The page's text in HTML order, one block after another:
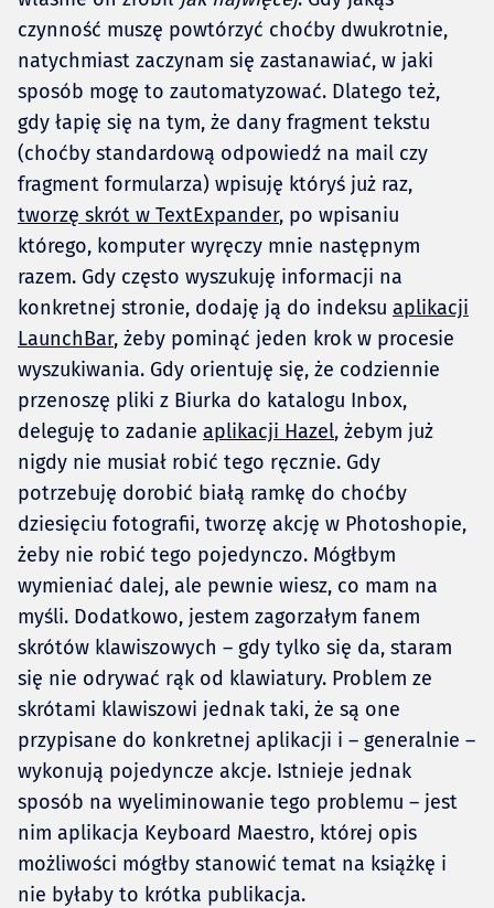
czynność muszę powtórzyć choćby dwukrotnie,
natychmiast zaczynam się zastanawiać, w jaki
sposób mogę to zautomatyzować. Dlatego też,
gdy łapię się na tym, że dany fragment tekstu
(choćby standardową odpowiedź na mail czy
fragment formularza) wpisuję któryś już raz,
tworzę skrót w TextExpander, po wpisaniu
którego, komputer wyręczy mnie następnym
razem. Gdy często wyszukuję informacji na
konkretnej stronie, dodaję ją do indeksu aplikacji
LaunchBar, żeby pominąć jeden krok w procesie
wyszukiwania. Gdy orientuję się, że codziennie
przenoszę pliki z Biurka do katalogu Inbox,
deleguję to zadanie aplikacji Hazel, żebym już
nigdy nie musiał robić tego ręcznie. Gdy
potrzebuję dorobić białą ramkę do choćby
dziesięciu fotografii, tworzę akcję w Photoshopie,
żeby nie robić tego pojedynczo. Mógłbym
wymieniać dalej, ale pewnie wiesz, co mam na
myśli. Dodatkowo, jestem zagorzałym fanem
skrótów klawiszowych – gdy tylko się da, staram
się nie odrywać rąk od klawiatury. Problem ze
skrótami klawiszowi jednak taki, że są one
przypisane do konkretnej aplikacji i – generalnie –
wykonują pojedyncze akcje. Istnieje jednak
sposób na wyeliminowanie tego problemu – jest
nim aplikacja Keyboard Maestro, której opis
możliwości mógłby stanowić temat na książkę i
nie byłaby to krótka publikacja.